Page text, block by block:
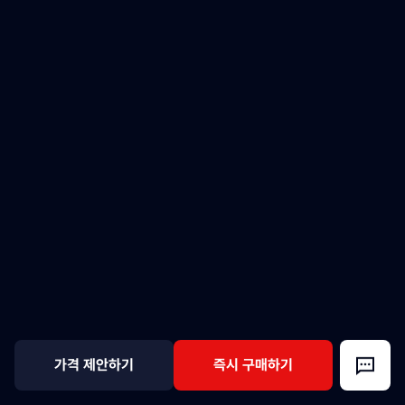
가격 제안하기 즉시 구매하기